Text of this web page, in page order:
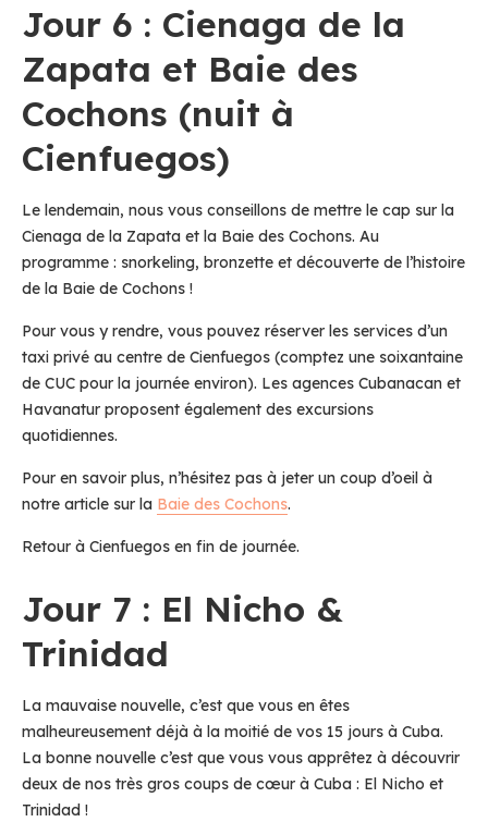
Jour 6 : Cienaga de la
Zapata et Baie des
Cochons (nuit à
Cienfuegos)
Le lendemain, nous vous conseillons de mettre le cap sur la
Cienaga de la Zapata et la Baie des Cochons. Au
programme : snorkeling, bronzette et découverte de l’histoire
de la Baie de Cochons !
Pour vous y rendre, vous pouvez réserver les services d’un
taxi privé au centre de Cienfuegos (comptez une soixantaine
de CUC pour la journée environ). Les agences Cubanacan et
Havanatur proposent également des excursions
quotidiennes.
Pour en savoir plus, n’hésitez pas à jeter un coup d’oeil à
notre article sur la Baie des Cochons.
Retour à Cienfuegos en fin de journée.
Jour 7 : El Nicho &
Trinidad
La mauvaise nouvelle, c’est que vous en êtes
malheureusement déjà à la moitié de vos 15 jours à Cuba.
La bonne nouvelle c’est que vous vous apprêtez à découvrir
deux de nos très gros coups de cœur à Cuba : El Nicho et
Trinidad !